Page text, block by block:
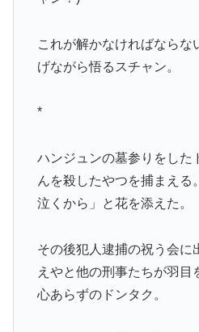
これが解かなければならな
げながら悟るスチャン。
*
ハンジュンの墓参りをした
んを殺したやつを捕まえる
泣くから」と花を添えた。
その後犯人逮捕の祝う会に
えやと他の刑事たちが羽目
心あらずのドンタク。